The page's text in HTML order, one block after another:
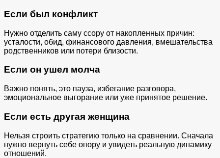
Если был конфликт
Нужно отделить саму ссору от накопленных причин:
усталости, обид, финансового давления, вмешательства
родственников или потери близости.
Если он ушел молча
Важно понять, это пауза, избегание разговора,
эмоциональное выгорание или уже принятое решение.
Если есть другая женщина
Нельзя строить стратегию только на сравнении. Сначала
нужно вернуть себе опору и увидеть реальную динамику
отношений.